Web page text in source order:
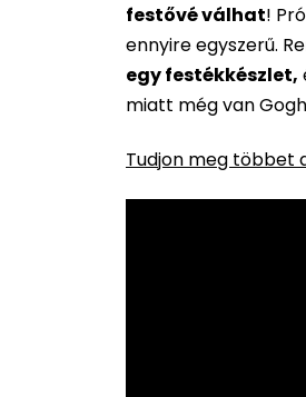
festővé válhat!
ennyire egyszerű.
egy festékkészlet,
miatt még van
Tudjon meg többet